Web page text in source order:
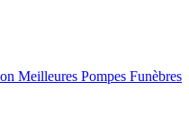
Meilleures Pompes Funèbres